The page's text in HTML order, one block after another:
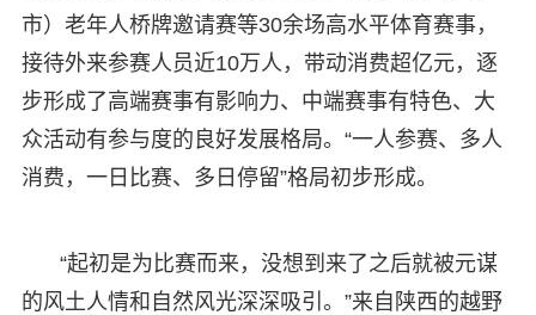
市）老年人桥牌邀请赛等30余场高水平体育赛事，
接待外来参赛人员近10万人，带动消费超亿元，逐
步形成了高端赛事有影响力、中端赛事有特色、大
众活动有参与度的良好发展格局。“一人参赛、多人
消费，一日比赛、多日停留”格局初步形成。
“起初是为比赛而来，没想到来了之后就被元谋
的风土人情和自然风光深深吸引。”来自陕西的越野